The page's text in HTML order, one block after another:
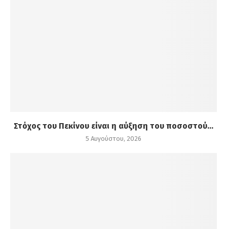
Στόχος του Πεκίνου είναι η αύξηση του ποσοστού...
5 Αυγούστου, 2026